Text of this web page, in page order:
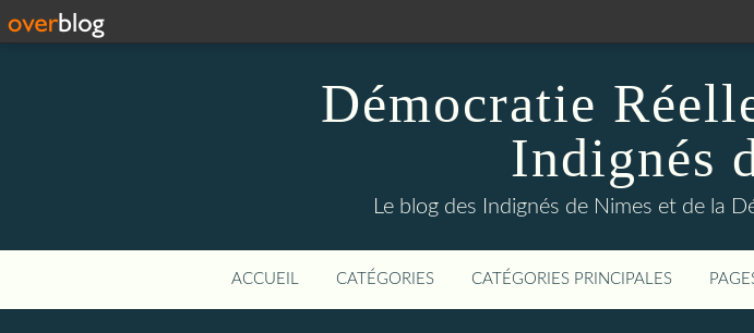
Démocratie
Indignés
Le blog des Indignés de Nimes et de la
ACCUEIL CATÉGORIES CATÉGORIES PRINCIPALES